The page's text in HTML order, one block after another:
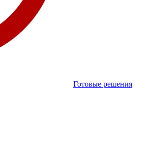
Готовые решения